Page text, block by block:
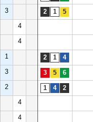
3
4
4
1
3
2
4
4